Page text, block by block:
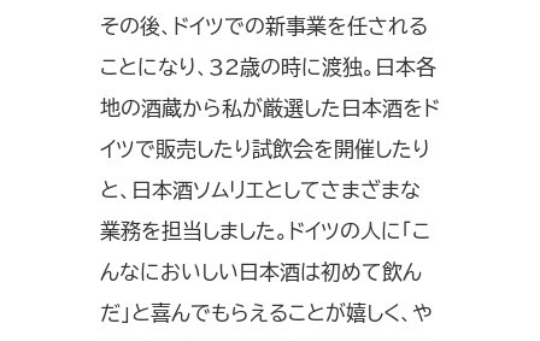
その後、ドイツでの新事業を任される
ことになり、32歳の時に渡独。日本各
地の酒蔵から私が厳選した日本酒をド
イツで販売したり試飲会を開催したり
と、日本酒ソムリエとしてさまざまな
業務を担当しました。ドイツの人に「こ
んなにおいしい日本酒は初めて飲ん
だ」と喜んでもらえることが嬉しく、や